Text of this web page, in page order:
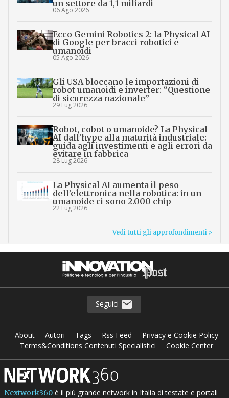
un settore da 1,1 miliardi
06 Ago 2026
Ecco Gemini Robotics 2: la Physical AI
di Google per bracci robotici e
umanoidi
05 Ago 2026
Gli USA bloccano le importazioni di
robot umanoidi e inverter: “Questione
di sicurezza nazionale”
29 Lug 2026
Robot, cobot o umanoide? La Physical
AI dall’hype alla maturità industriale:
guida agli investimenti e agli errori da
evitare in fabbrica
28 Lug 2026
La Physical AI aumenta il peso
dell’elettronica nella robotica: in un
umanoide ci sono 2.000 chip
22 Lug 2026
Vedi tutti gli approfondimenti >
Seguici
About Autori Tags Rss Feed
Privacy e Cookie Policy
Terms&Conditions Contenuti Specialistici
Cookie Center
Nextwork360è il più grande network in Italia di testate e portali